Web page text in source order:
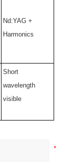
Nd:YAG +
Harmonics
Short
wavelength
visible